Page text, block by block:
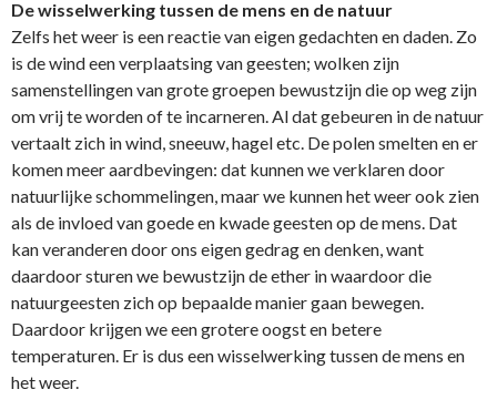
De wisselwerking tussen de mens en de natuur
Zelfs het weer is een reactie van eigen gedachten en daden. Zo
is de wind een verplaatsing van geesten; wolken zijn
samenstellingen van grote groepen bewustzijn die op weg zijn
om vrij te worden of te incarneren. Al dat gebeuren in de natuur
vertaalt zich in wind, sneeuw, hagel etc. De polen smelten en er
komen meer aardbevingen: dat kunnen we verklaren door
natuurlijke schommelingen, maar we kunnen het weer ook zien
als de invloed van goede en kwade geesten op de mens. Dat
kan veranderen door o­ns eigen gedrag en denken, want
daardoor sturen we bewustzijn de ether in waardoor die
natuurgeesten zich op bepaalde manier gaan bewegen.
Daardoor krijgen we een grotere oogst en betere
temperaturen. Er is dus een wisselwerking tussen de mens en
het weer.